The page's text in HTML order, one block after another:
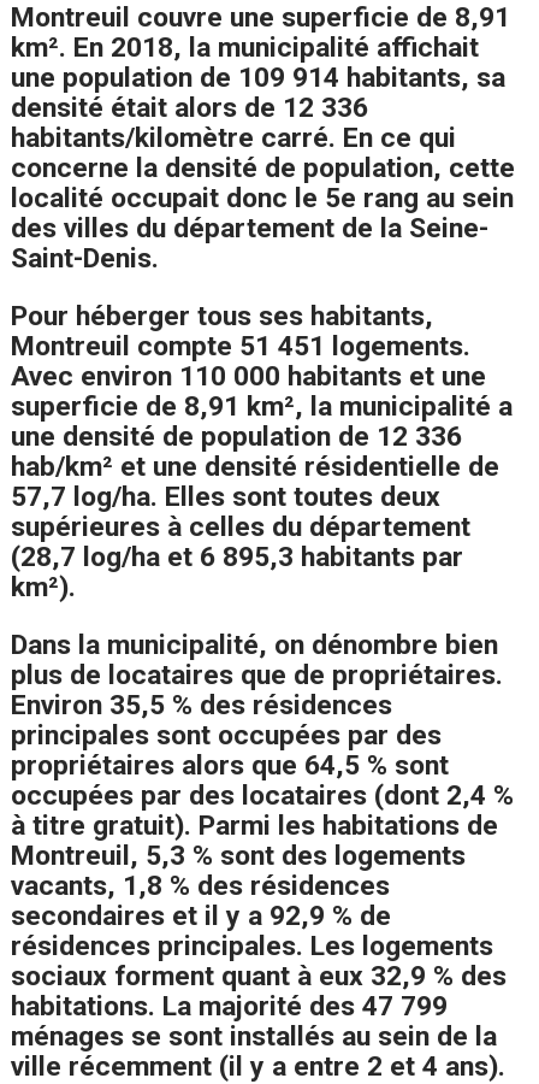
Montreuil couvre une superficie de 8,91
km². En 2018, la municipalité affichait
une population de 109 914 habitants, sa
densité était alors de 12 336
habitants/kilomètre carré. En ce qui
concerne la densité de population, cette
localité occupait donc le 5e rang au sein
des villes du département de la Seine-
Saint-Denis.
Pour héberger tous ses habitants,
Montreuil compte 51 451 logements.
Avec environ 110 000 habitants et une
superficie de 8,91 km², la municipalité a
une densité de population de 12 336
hab/km² et une densité résidentielle de
57,7 log/ha. Elles sont toutes deux
supérieures à celles du département
(28,7 log/ha et 6 895,3 habitants par
km²).
Dans la municipalité, on dénombre bien
plus de locataires que de propriétaires.
Environ 35,5 % des résidences
principales sont occupées par des
propriétaires alors que 64,5 % sont
occupées par des locataires (dont 2,4 %
à titre gratuit). Parmi les habitations de
Montreuil, 5,3 % sont des logements
vacants, 1,8 % des résidences
secondaires et il y a 92,9 % de
résidences principales. Les logements
sociaux forment quant à eux 32,9 % des
habitations. La majorité des 47 799
ménages se sont installés au sein de la
ville récemment (il y a entre 2 et 4 ans).